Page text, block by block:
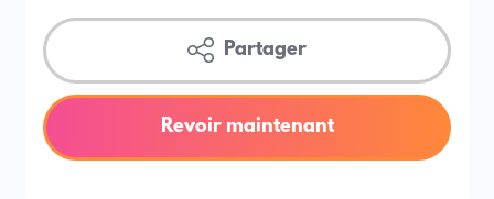
Partager
Revoir maintenant